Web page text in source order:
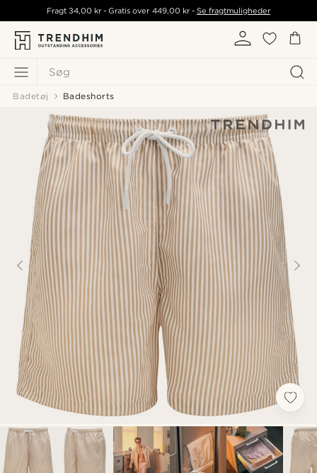
Søg
Fragt34,00 kr - Gratis over 449,00 kr- Se fragtmuligheder
Badetøj Badeshorts